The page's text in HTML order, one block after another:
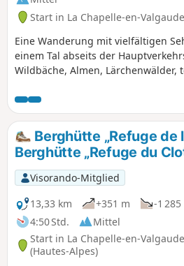
Start in La Chapelle-en-
Eine Wanderung mit vielfältigen
einem Tal abseits der
Wildbäche, Almen, Lärchenwälder,
Berghütte „Refuge de
Berghütte „Refuge du
Visorando-Mitglied
13,33 km
+351 m
-1 285
4:50 Std.
Mittel
Start in La Chapelle-en-
(Hautes-Alpes)